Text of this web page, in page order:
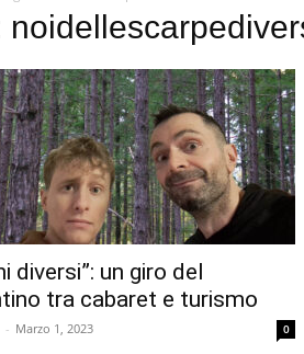
diversi”: un giro del
tra cabaret e turismo
- Marzo 1, 2023 0